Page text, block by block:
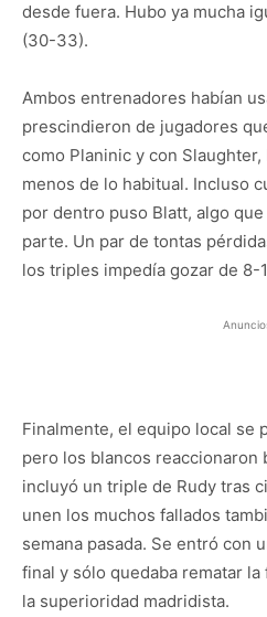
desde fuera. Hubo ya mucha
(30-33).
Ambos entrenadores habían
prescindieron de jugadores
como Planinic y con
menos de lo habitual. Incluso
por dentro puso Blatt, algo
parte. Un par de tontas
los triples impedía gozar de 8-
Finalmente, el equipo local se
pero los blancos
incluyó un triple de Rudy tras
unen los muchos fallados
semana pasada. Se entró con
final y sólo quedaba rematar
la superioridad madridista.